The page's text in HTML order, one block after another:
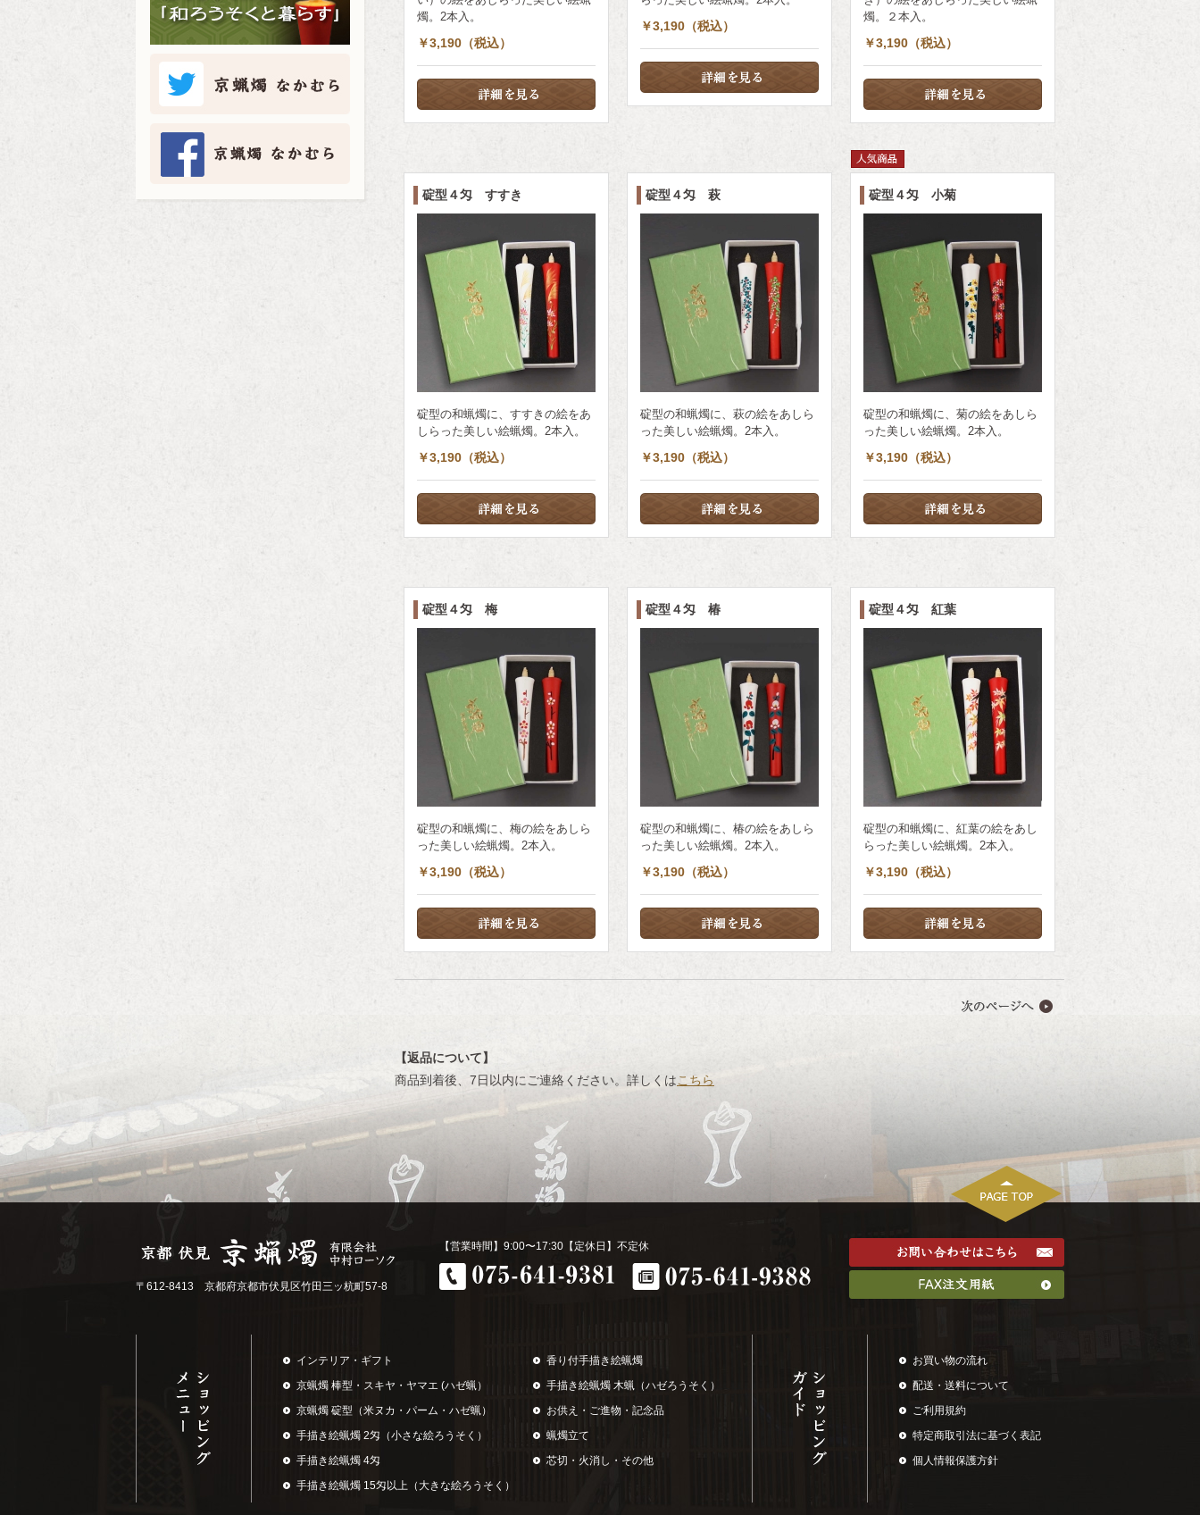
燭。2本入。
￥3,190（税込）
￥3,190（税込）
燭。２本入。
￥3,190（税込）
碇型４匁 すすき
碇型の和蝋燭に、すすきの絵をあ
しらった美しい絵蝋燭。2本入。
￥3,190（税込）
碇型４匁 萩
碇型の和蝋燭に、萩の絵をあしら
った美しい絵蝋燭。2本入。
￥3,190（税込）
碇型４匁 小菊
碇型の和蝋燭に、菊の絵をあしら
った美しい絵蝋燭。2本入。
￥3,190（税込）
碇型４匁 梅
碇型の和蝋燭に、梅の絵をあしら
った美しい絵蝋燭。2本入。
￥3,190（税込）
碇型４匁 椿
碇型の和蝋燭に、椿の絵をあしら
った美しい絵蝋燭。2本入。
￥3,190（税込）
碇型４匁 紅葉
碇型の和蝋燭に、紅葉の絵をあし
らった美しい絵蝋燭。2本入。
￥3,190（税込）
【返品について】
商品到着後、7日以内にご連絡ください。詳しくはこちら
〒612-8413 京都府京都市伏見区竹田三ッ杭町57-8
【営業時間】9:00〜17:30【定休日】不定休
インテリア・ギフト
京蝋燭 棒型・スキヤ・ヤマエ (ハゼ蝋）
京蝋燭 碇型（米ヌカ・パーム・ハゼ蝋）
手描き絵蝋燭 2匁（小さな絵ろうそく）
手描き絵蝋燭 4匁
手描き絵蝋燭 15匁以上（大きな絵ろうそく）
香り付手描き絵蝋燭
手描き絵蝋燭 木蝋（ハゼろうそく）
お供え・ご進物・記念品
蝋燭立て
芯切・火消し・その他
お買い物の流れ
配送・送料について
ご利用規約
特定商取引法に基づく表記
個人情報保護方針